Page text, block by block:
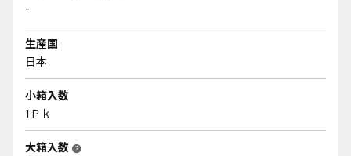
-
生産国
日本
小箱入数
1Ｐｋ
大箱入数 help